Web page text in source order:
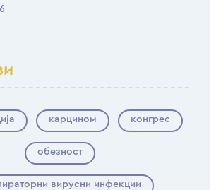
карцином конгрес
обезност
вирусни инфекции